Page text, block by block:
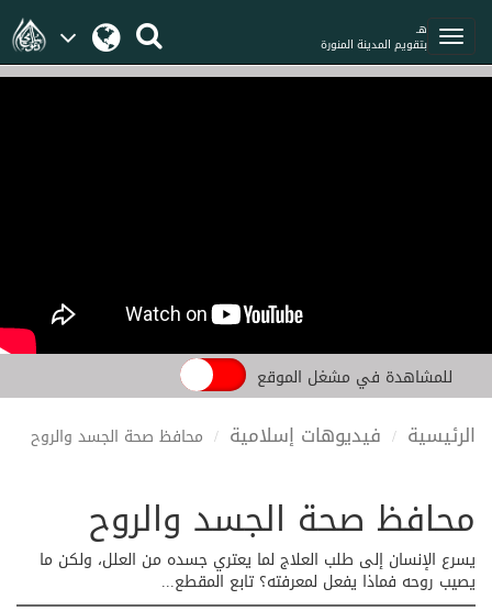
هـ
بتقويم المدينة المنورة
للمشاهدة في مشغل الموقع
الرئيسية فيديوهات إسلامية محافظ صحة الجسد والروح
محافظ صحة الجسد والروح
يسرع الإنسان إلى طلب العلاج لما يعتري جسده من العلل، ولكن ما
يصيب روحه فماذا يفعل لمعرفته؟ تابع المقطع...